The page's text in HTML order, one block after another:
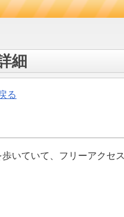
細
る
いていて、フリーアクセ